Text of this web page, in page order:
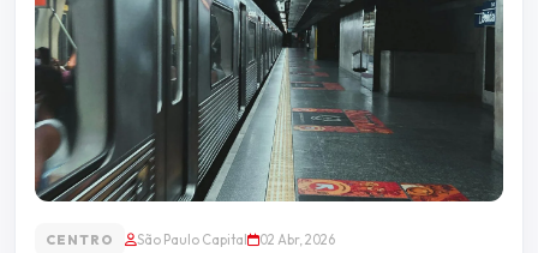
CENTRO São Paulo Capital 02 Abr, 2026